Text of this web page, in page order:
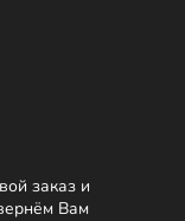
заказ и
Вам